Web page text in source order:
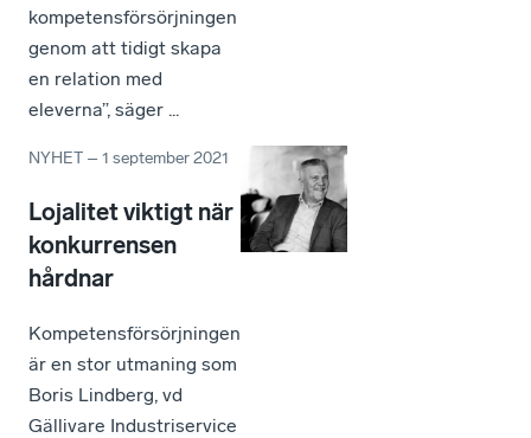
kompetensförsörjningen
genom att tidigt skapa
en relation med
eleverna”, säger ...
NYHET –1 september 2021
Lojalitet viktigt när
konkurrensen
hårdnar
Kompetensförsörjningen
är en stor utmaning som
Boris Lindberg, vd
Gällivare Industriservice